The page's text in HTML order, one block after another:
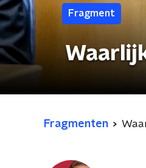
Fragment
Fragmenten